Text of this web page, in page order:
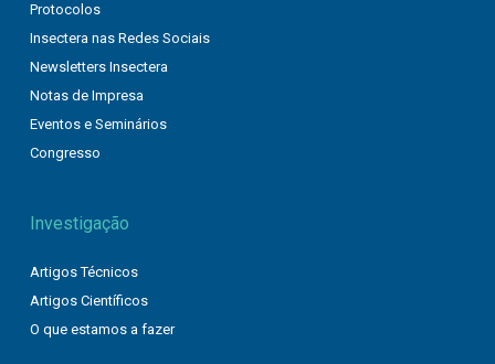
Protocolos
Insectera nas Redes Sociais
Newsletters Insectera
Notas de Impresa
Eventos e Seminários
Congresso
Investigação
Artigos Técnicos
Artigos Científicos
O que estamos a fazer